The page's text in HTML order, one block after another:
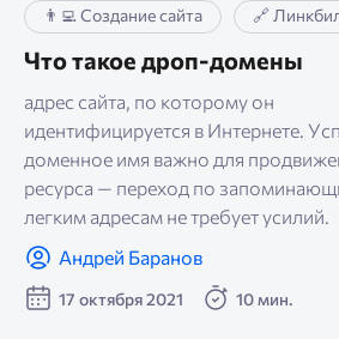
👨‍💻 Создание сайта 🔗
Что такое дроп-домены
адрес сайта, по которому он
идентифицируется в Интернете.
доменное имя важно для
ресурса — переход по
легким адресам не требует усилий.
Андрей Баранов
17 октября 2021 10 мин.